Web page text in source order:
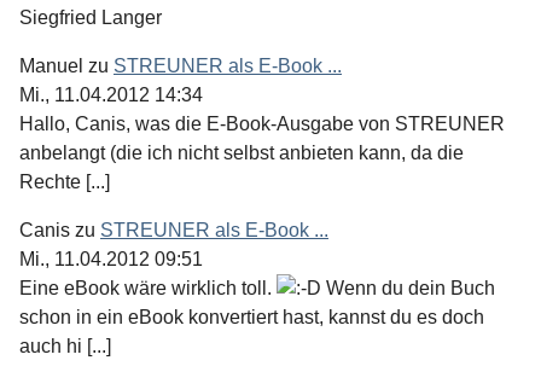
Siegfried Langer
Manuel zu STREUNER als E-Book ...
Mi., 11.04.2012 14:34
Hallo, Canis, was die E-Book-Ausgabe von STREUNER
anbelangt (die ich nicht selbst anbieten kann, da die
Rechte [...]
Canis zu STREUNER als E-Book ...
Mi., 11.04.2012 09:51
Eine eBook wäre wirklich toll.
Wenn du dein Buch
schon in ein eBook konvertiert hast, kannst du es doch
auch hi [...]